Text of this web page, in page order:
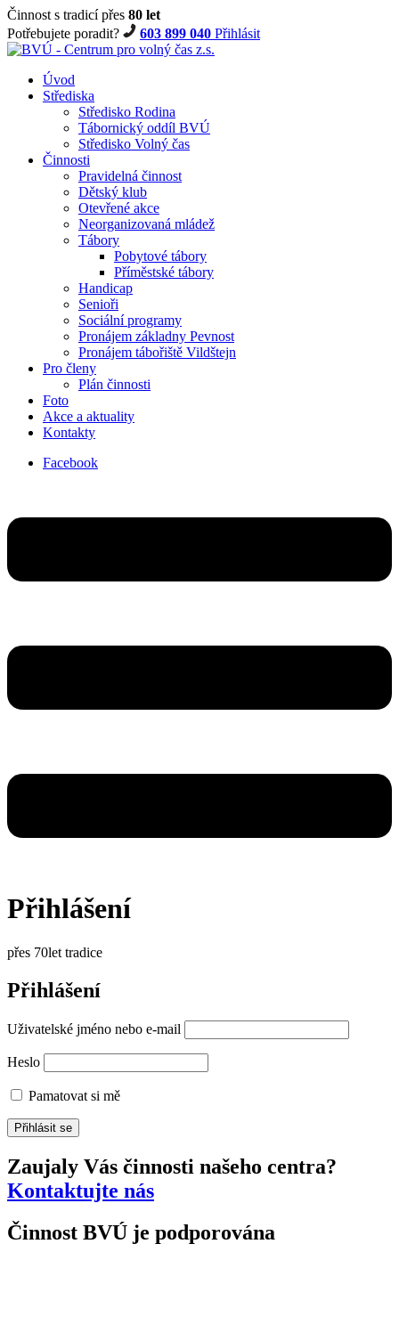
Činnost s tradicí přes 80 let
Potřebujete poradit?
603 899 040 Přihlásit
Úvod
Střediska
Středisko Rodina
Tábornický oddíl BVÚ
Středisko Volný čas
Činnosti
Pravidelná činnost
Dětský klub
Otevřené akce
Neorganizovaná mládež
Tábory
Pobytové tábory
Příměstské tábory
Handicap
Senioři
Sociální programy
Pronájem základny Pevnost
Pronájem tábořiště Vildštejn
Pro členy
Plán činnosti
Foto
Akce a aktuality
Kontakty
Facebook
Přihlášení
přes 70let tradice
Přihlášení
Uživatelské jméno nebo e-mail
Heslo
Pamatovat si mě
Zaujaly Vás činnosti našeho centra?
Kontaktujte nás
Činnost BVÚ je podporována